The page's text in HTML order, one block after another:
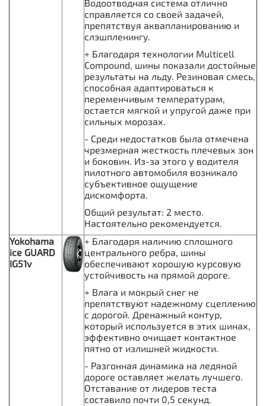
Водоотводная система отлично
справляется со своей задачей,
препятствуя аквапланированию и
слэшпленингу.
+ Благодаря технологии Multicell
Compound, шины показали достойные
результаты на льду. Резиновая смесь,
способная адаптироваться к
переменчивым температурам,
остается мягкой и упругой даже при
сильных морозах.
- Среди недостатков была отмечена
чрезмерная жесткость плечевых зон
и боковин. Из-за этого у водителя
пилотного автомобиля возникало
субъективное ощущение
дискомфорта.
Общий результат: 2 место.
Настоятельно рекомендуется.
Yokohama
ice GUARD
IG51v
+ Благодаря наличию сплошного
центрального ребра, шины
обеспечивают хорошую курсовую
устойчивость на прямой дороге.
+ Влага и мокрый снег не
препятствуют надежному сцеплению
с дорогой. Дренажный контур,
который используется в этих шинах,
эффективно очищает контактное
пятно от излишней жидкости.
- Разгонная динамика на ледяной
дороге оставляет желать лучшего.
Отставание от лидеров теста
составило почти 0,5 секунд.